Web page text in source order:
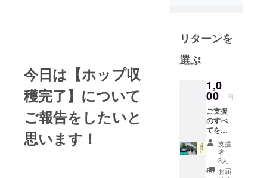
今日は【ホップ収
穫完了】について
ご報告をしたいと
思います！
フ」を組み
合わせた造
語です。
は「生活」
や「人生」
という意味
ですが、
「トライ」
には「３」
という意味
リターンを
選ぶ
1,0
00 円
ご支援
のすべ
てをと
らい
ふぁー
む事業
のため
支援
者：
3人
お届